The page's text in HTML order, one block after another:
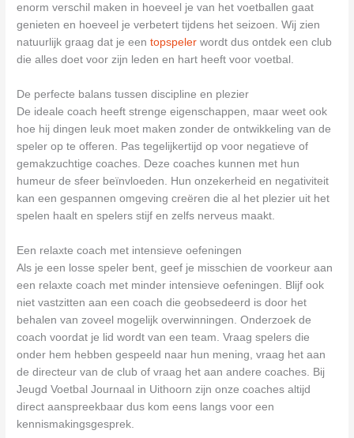
enorm verschil maken in hoeveel je van het voetballen gaat
genieten en hoeveel je verbetert tijdens het seizoen. Wij zien
natuurlijk graag dat je eentopspeler wordt dus ontdek een club
die alles doet voor zijn leden en hart heeft voor voetbal.
De perfecte balans tussen discipline en plezier
De ideale coach heeft strenge eigenschappen, maar weet ook
hoe hij dingen leuk moet maken zonder de ontwikkeling van de
speler op te offeren. Pas tegelijkertijd op voor negatieve of
gemakzuchtige coaches. Deze coaches kunnen met hun
humeur de sfeer beïnvloeden. Hun onzekerheid en negativiteit
kan een gespannen omgeving creëren die al het plezier uit het
spelen haalt en spelers stijf en zelfs nerveus maakt.
Een relaxte coach met intensieve oefeningen
Als je een losse speler bent, geef je misschien de voorkeur aan
een relaxte coach met minder intensieve oefeningen. Blijf ook
niet vastzitten aan een coach die geobsedeerd is door het
behalen van zoveel mogelijk overwinningen. Onderzoek de
coach voordat je lid wordt van een team. Vraag spelers die
onder hem hebben gespeeld naar hun mening, vraag het aan
de directeur van de club of vraag het aan andere coaches. Bij
Jeugd Voetbal Journaal in Uithoorn zijn onze coaches altijd
direct aanspreekbaar dus kom eens langs voor een
kennismakingsgesprek.